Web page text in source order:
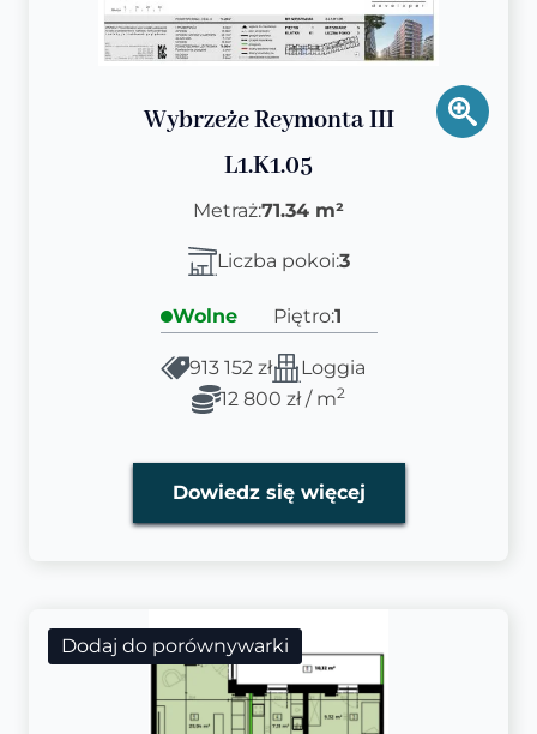
Wybrzeże Reymonta III
L1.K1.05
Metraż:71.34 m²
Liczba pokoi:3
Wolne Piętro:1
913 152 zł
Loggia
12 800 zł / m2
Dowiedz się więcej
Dodaj do porównywarki